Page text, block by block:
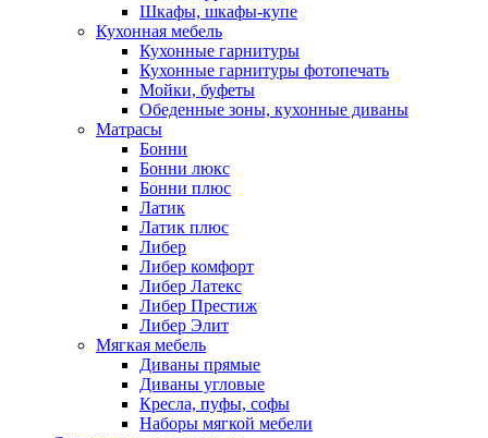
Шкафы, шкафы-купе
Кухонная мебель
Кухонные гарнитуры
Кухонные гарнитуры фотопечать
Мойки, буфеты
Обеденные зоны, кухонные диваны
Матрасы
Бонни
Бонни люкс
Бонни плюс
Латик
Латик плюс
Либер
Либер комфорт
Либер Латекс
Либер Престиж
Либер Элит
Мягкая мебель
Диваны прямые
Диваны угловые
Кресла, пуфы, софы
Наборы мягкой мебели